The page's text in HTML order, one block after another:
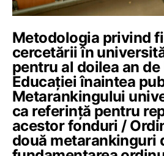
Metodologia privind
cercetării în
pentru al doilea an
Educației înaintea
Metarankingului
ca referință pentru
acestor fonduri /
două metarankinguri